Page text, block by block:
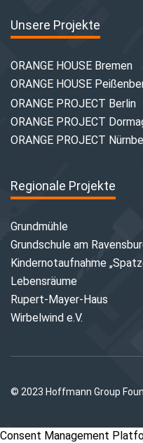
Unsere Projekte
ORANGE HOUSE Bremen
ORANGE HOUSE
ORANGE PROJECT Berlin
ORANGE PROJECT
ORANGE PROJECT
Regionale Projekte
Grundmühle
Grundschule am
Kindernotaufnahme
Lebensräume
Rupert-Mayer-Haus
Wirbelwind e.V.
© 2023 Hoffmann Group
Consent Management